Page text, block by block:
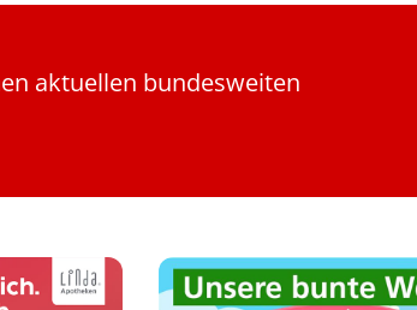
aktuellen bundesweiten